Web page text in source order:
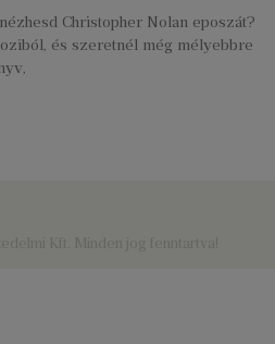
Christopher Nolan eposzát?
és szeretnél még mélyebbre